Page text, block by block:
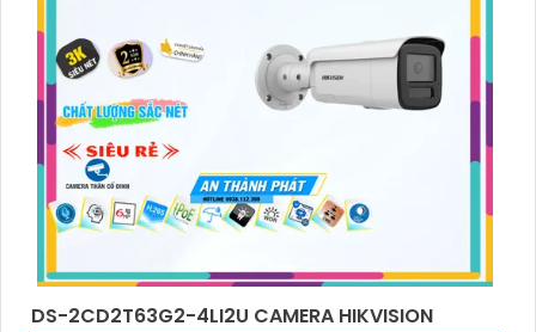
DS-2CD2T63G2-4LI2U CAMERA HIKVISION